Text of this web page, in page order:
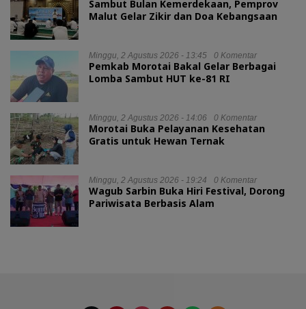
Sambut Bulan Kemerdekaan, Pemprov
Malut Gelar Zikir dan Doa Kebangsaan
Minggu, 2 Agustus 2026 - 13:45 0 Komentar
Pemkab Morotai Bakal Gelar Berbagai
Lomba Sambut HUT ke-81 RI
Minggu, 2 Agustus 2026 - 14:06 0 Komentar
Morotai Buka Pelayanan Kesehatan
Gratis untuk Hewan Ternak
Minggu, 2 Agustus 2026 - 19:24 0 Komentar
Wagub Sarbin Buka Hiri Festival, Dorong
Pariwisata Berbasis Alam